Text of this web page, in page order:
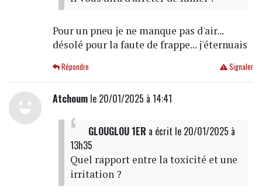
Pour un pneu je ne manque pas d'air...
désolé pour la faute de frappe... j'éternuais
Signaler
Répondre
Atchoumle 20/01/2025 à 14:41
GLOUGLOU 1ER a écrit le 20/01/2025 à
13h35
Quel rapport entre la toxicité et une
irritation ?